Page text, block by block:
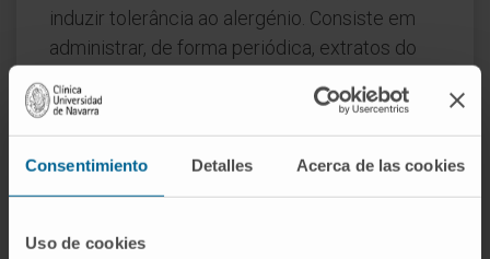
Consentimiento Detalles Acerca de las cookies
Uso de cookies
induzir tolerância ao alergénio. Consiste em
administrar, de forma periódica, extratos do
para diminuir progressivamente a
sensibilidade do doente, aumentar a
tolerância e reduzir ou curar os sintomas a
longo prazo.
Pode ser administrada por via subcutânea